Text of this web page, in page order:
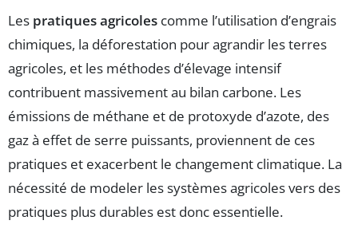
Les pratiques agricoles comme l’utilisation d’engrais
chimiques, la déforestation pour agrandir les terres
agricoles, et les méthodes d’élevage intensif
contribuent massivement au bilan carbone. Les
émissions de méthane et de protoxyde d’azote, des
gaz à effet de serre puissants, proviennent de ces
pratiques et exacerbent le changement climatique. La
nécessité de modeler les systèmes agricoles vers des
pratiques plus durables est donc essentielle.